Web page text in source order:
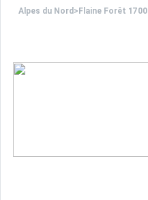
Alpes du Nord > Flaine Forêt 1700